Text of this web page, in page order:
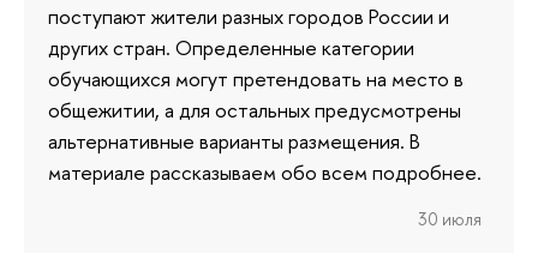
поступают жители разных городов России и
других стран. Определенные категории
обучающихся могут претендовать на место в
общежитии, а для остальных предусмотрены
альтернативные варианты размещения. В
материале рассказываем обо всем подробнее.
30 июля